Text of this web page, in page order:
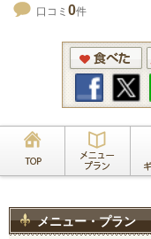
口コミ 0件
メニュー・プラン